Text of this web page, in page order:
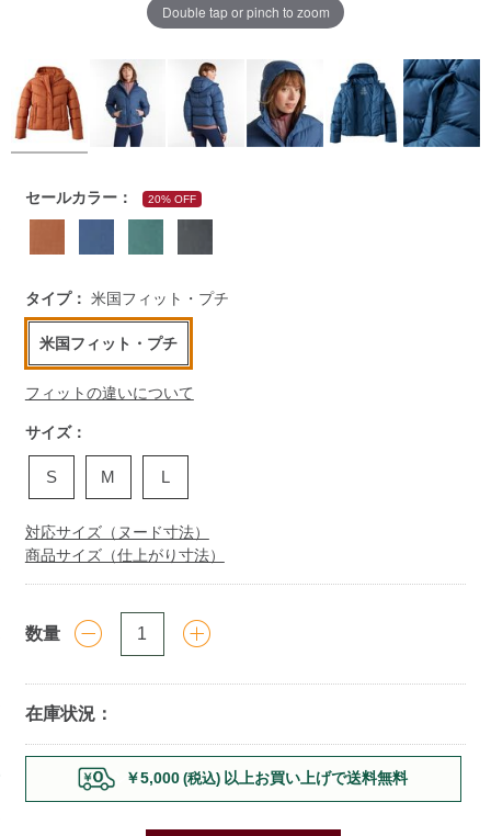
Double tap or pinch to zoom
https://www.llbean.co.jp/womens/outer/down/g/
セールカラー： 20% OFF
タイプ： 米国フィット・プチ
米国フィット・プチ
フィットの違いについて
サイズ：
S M L
対応サイズ（ヌード寸法）
商品サイズ（仕上がり寸法）
数量
在庫状況：
Add
cart
￥5,000 (税込) 以上お買い上げで送料無料